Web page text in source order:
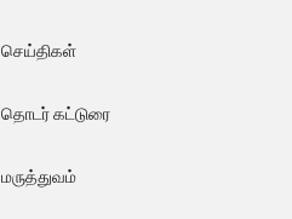
செய்திகள்
தொடர் கட்டுரை
மருத்துவம்